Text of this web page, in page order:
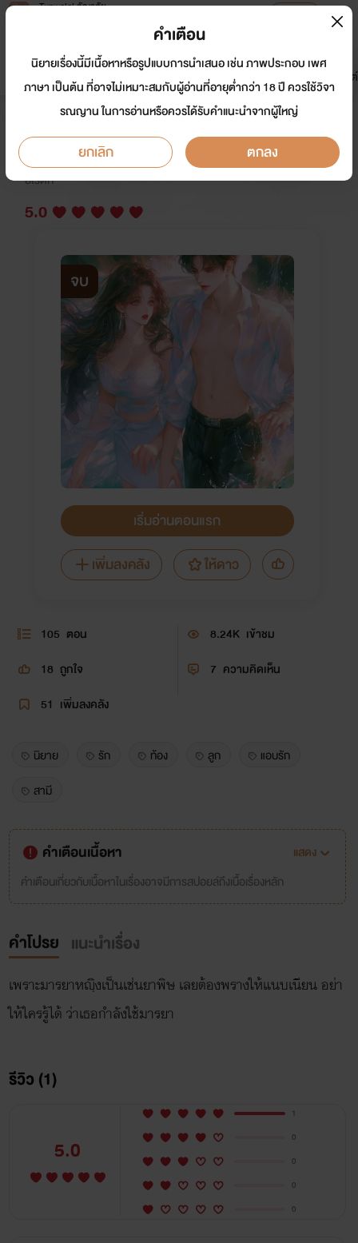
Tunwalai ธัญวลัย
หน้าแรก นิยาย อีบุ๊ก การ์ตูน
มาใหม่
ดรีมแชท ธัญลิสต์
พรางพิษ
นักเขียน: อัญจรี
อีโรติก
5.0
จบ
เริ่มอ่านตอนแรก
เพิ่มลงคลัง
ให้ดาว
105 ตอน 8.24K เข้าชม
18 ถูกใจ 7 ความคิดเห็น
51 เพิ่มลงคลัง
นิยาย รัก ท้อง ลูก
แอบรัก
สามี
คำเตือนเนื้อหา
แสดง
คำเตือนเกี่ยวกับเนื้อหาในเรื่องอาจมีการสปอยล์ถึงเนื้อเรื่องหลัก
คำโปรย แนะนำเรื่อง
เพราะมารยาหญฺิงเป็นเช่นยาพิษ เลยต้องพรางให้แนบเนียน อย่า
ให้ใครรู้ได้ ว่าเธอกำลังใช้มารยา
รีวิว (1)
5.0
1
0
0
0
0
คำเตือน
นิยายเรื่องนี้มีเนื้อหาหรือรูปแบบการนำเสนอ เช่น ภาพประกอบ เพศ
ภาษา เป็นต้น ที่อาจไม่เหมาะสมกับผู้อ่านที่อายุต่ำกว่า 18 ปี ควรใช้วิจา
รณญาน ในการอ่านหรือควรได้รับคำแนะนำจากผู้ใหญ่
ยกเลิก ตกลง